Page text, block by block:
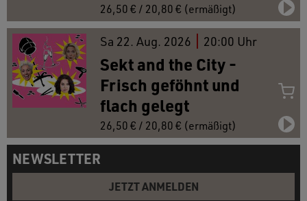
26,50 € / 20,80 € (ermäßigt)
Sa 22. Aug. 2026 20:00 Uhr
Sekt and the City -
Frisch geföhnt und
flach gelegt
26,50 € / 20,80 € (ermäßigt)
NEWSLETTER
JETZT ANMELDEN